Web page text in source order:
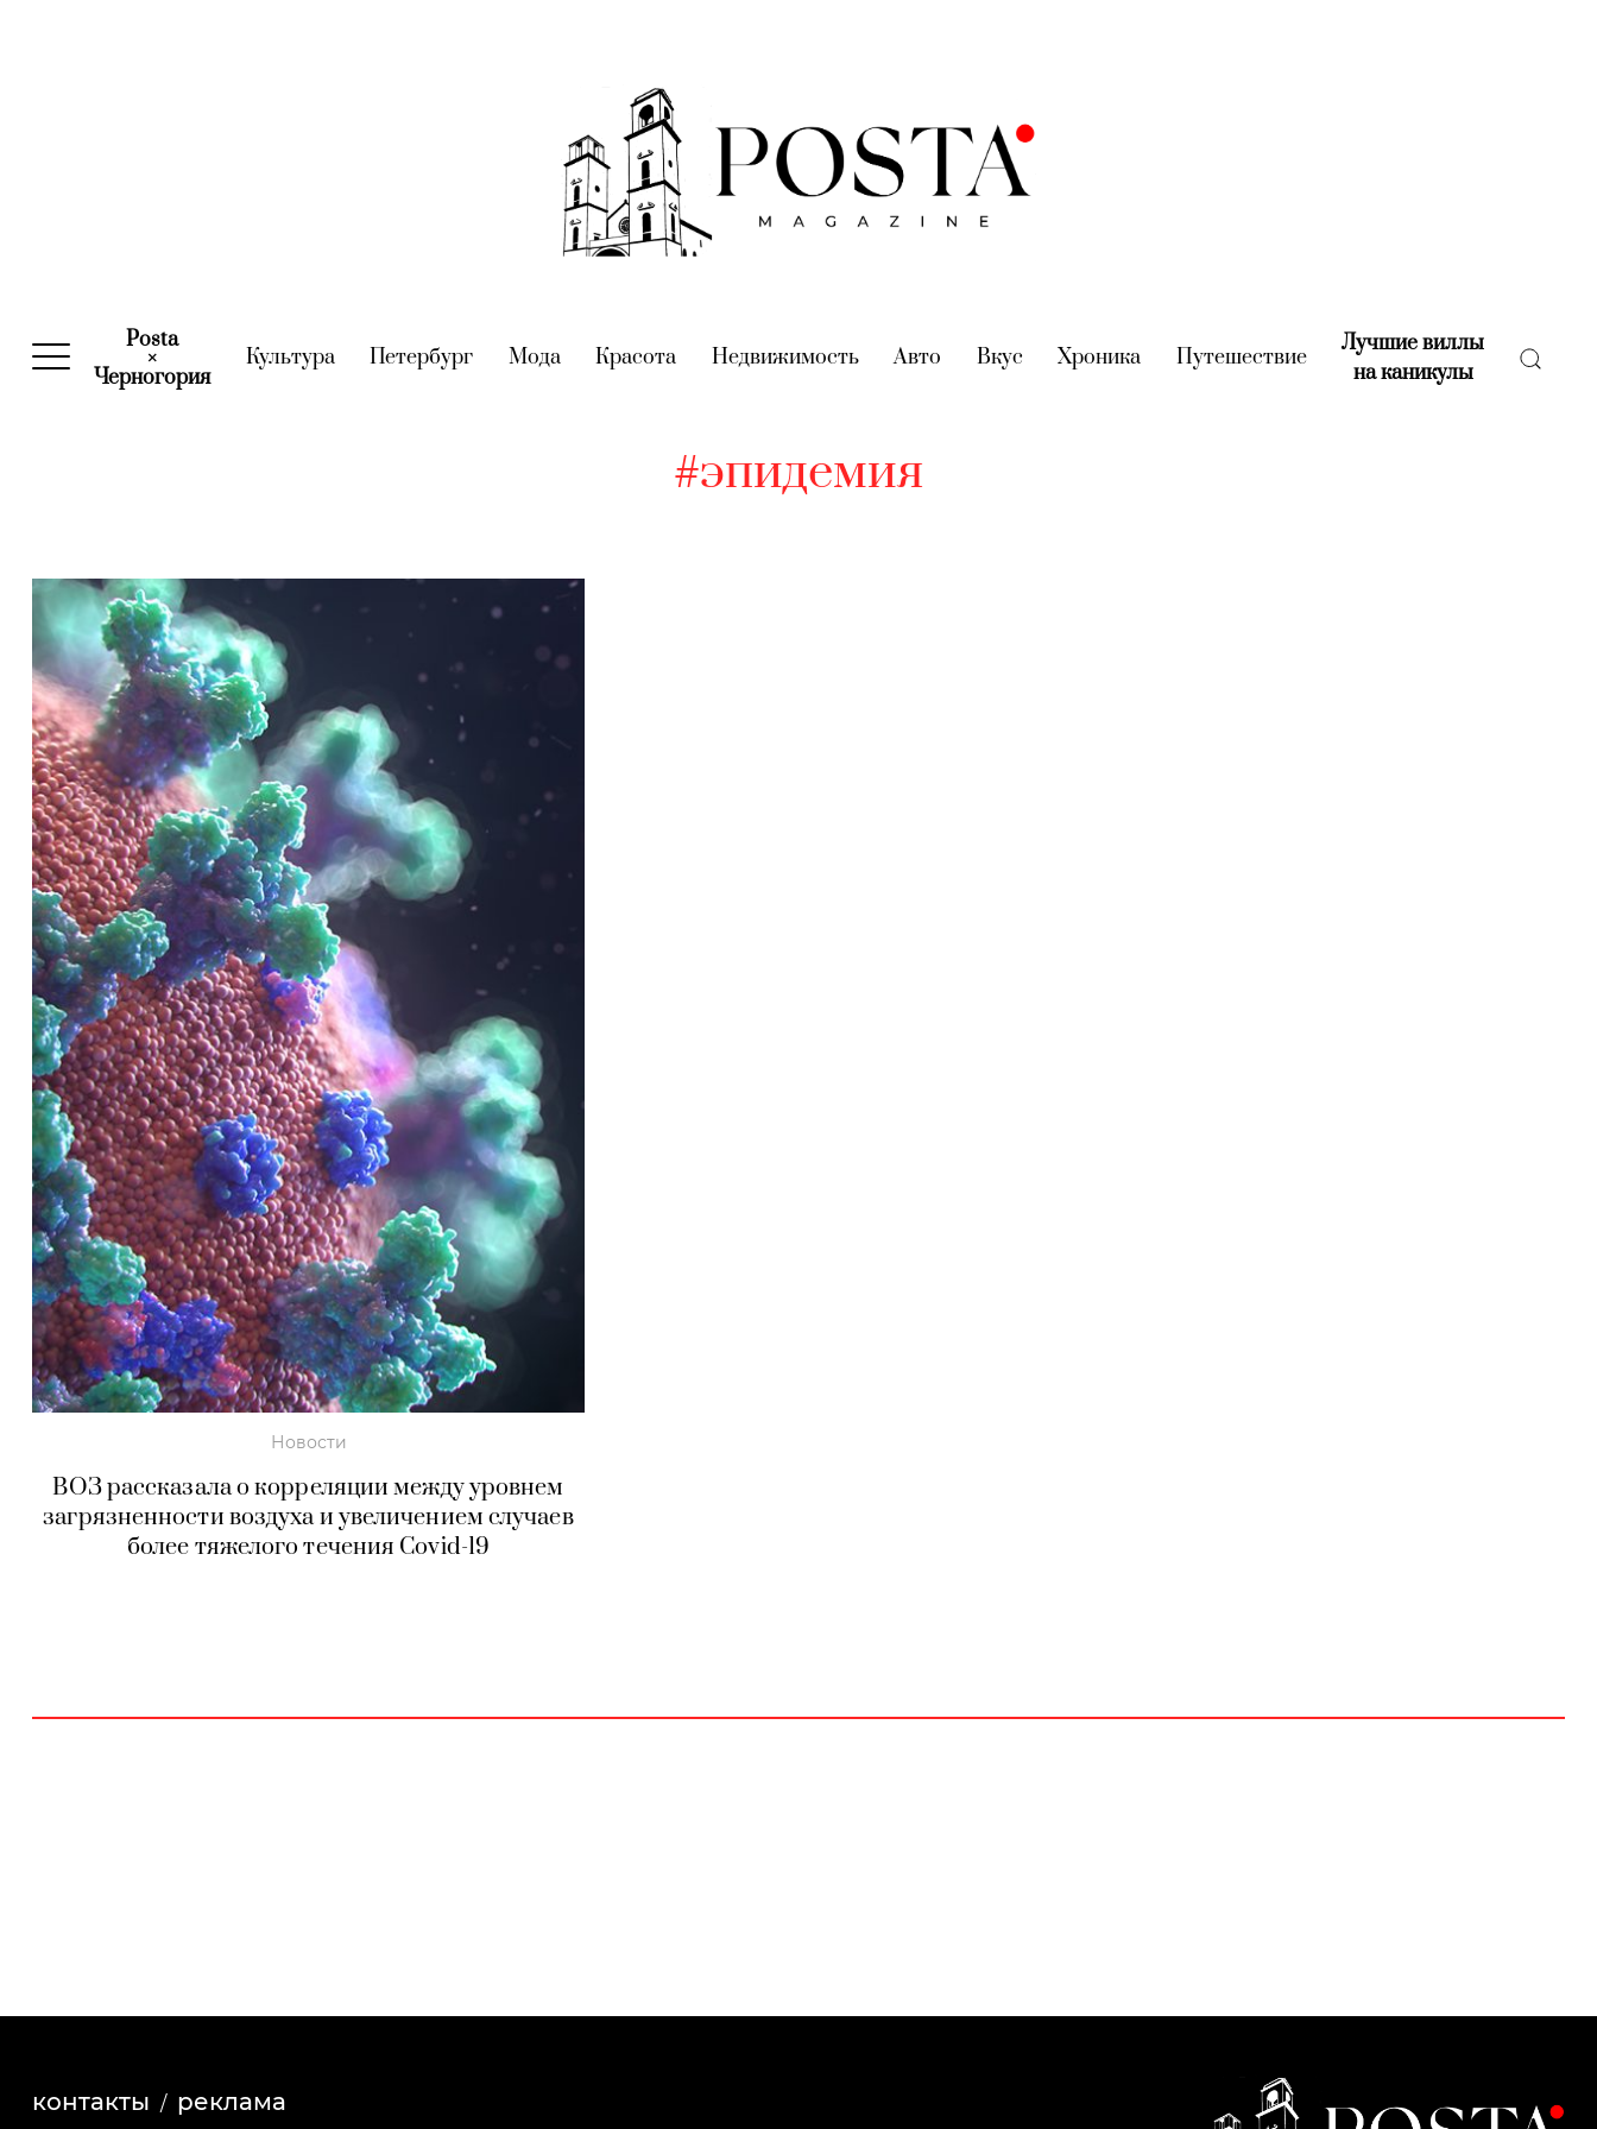
Posta
×
Черногория(current)
Культура(current)
Петербург (current)
Мода(current)
Красота (current)
Недвижимость(current)
Авто (current)
Вкус (current)
Хроника (current)
Путешествие(current)
Лучшие виллы
на каникулы(current)
#эпидемия
Новости
ВОЗ рассказала о корреляции между уровнем
загрязненности воздуха и увеличением случаев
более тяжелого течения Covid-19
контакты реклама